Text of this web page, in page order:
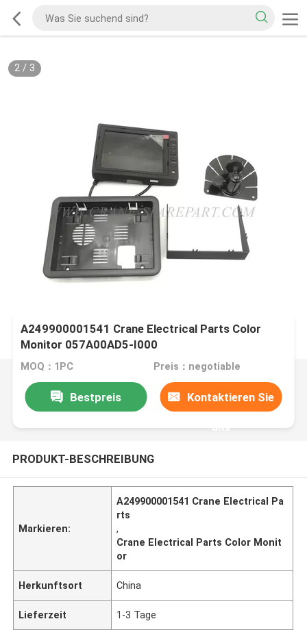
2/ 3
A249900001541 Crane Electrical Parts Color
Monitor 057A00AD5-I000
MOQ：1PC Preis：negotiable
Bestpreis Kontaktieren Sie
uns
PRODUKT-BESCHREIBUNG
Markieren:
A249900001541 Crane Electrical Pa
rts
,
Crane Electrical Parts Color Monit
or
Herkunftsort China
Lieferzeit 1-3 Tage